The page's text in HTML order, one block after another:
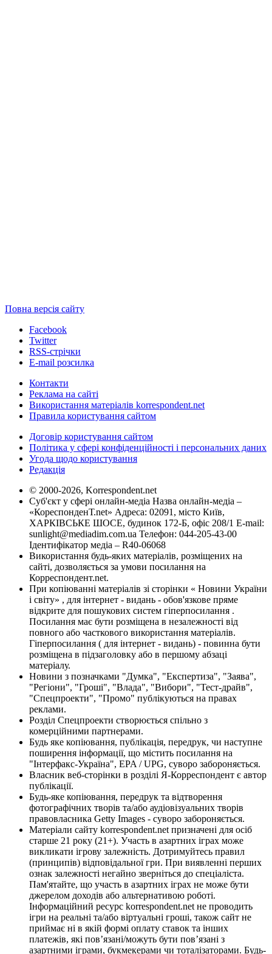
Повна версія сайту
Facebook
Twitter
RSS-стрічки
E-mail розсилка
Контакти
Реклама на сайті
Використання матеріалів korrespondent.net
Правила користування сайтом
Договір користування сайтом
Політика у сфері конфіденційності і персональних даних
Угода щодо користування
Редакція
© 2000-2026, Korrespondent.net
Суб'єкт у сфері онлайн-медіа Назва онлайн-медіа –
«КореспонденТ.net» Адреса: 02091, місто Київ,
ХАРКІВСЬКЕ ШОСЕ, будинок 172-Б, офіс 208/1 E-mail:
sunlight@mediadim.com.ua Телефон: 044-205-43-00
Ідентифікатор медіа – R40-06068
Використання будь-яких матеріалів, розміщених на
сайті, дозволяється за умови посилання на
Корреспондент.net.
При копіюванні матеріалів зі сторінки « Новини України
і світу» , для інтернет - видань - обов'язкове пряме
відкрите для пошукових систем гіперпосилання .
Посилання має бути розміщена в незалежності від
повного або часткового використання матеріалів.
Гіперпосилання ( для інтернет - видань) - повинна бути
розміщена в підзаголовку або в першому абзаці
матеріалу.
Новини з позначками "Думка", "Експертиза", "Заява",
"Регіони", "Гроші", "Влада", "Вибори", "Тест-драйв",
"Спецпроекти", "Промо" публікуються на правах
реклами.
Розділ Спецпроекти створюється спільно з
комерційними партнерами.
Будь яке копіювання, публікація, передрук, чи наступне
поширення інформації, що містить посилання на
"Інтерфакс-Україна", EPA / UPG, суворо забороняється.
Власник веб-сторінки в розділі Я-Корреспондент є автор
публікації.
Будь-яке копіювання, передрук та відтворення
фотографічних творів та/або аудіовізуальних творів
правовласника Getty Images - суворо забороняється.
Матеріали сайту korrespondent.net призначені для осіб
старше 21 року (21+). Участь в азартних іграх може
викликати ігрову залежність. Дотримуйтесь правил
(принципів) відповідальної гри. При виявленні перших
ознак залежності негайно зверніться до спеціаліста.
Пам'ятайте, що участь в азартних іграх не може бути
джерелом доходів або альтернативою роботі.
Інформаційний ресурс korrespondent.net не проводить
ігри на реальні та/або віртуальні гроші, також сайт не
приймає ні в якій формі оплату ставок та інших
платежів, які пов’язані/можуть бути пов’язані з
азартними іграми, букмекерами чи тоталізаторами. Будь-